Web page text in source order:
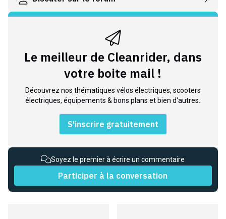
Le meilleur de Cleanrider, dans
votre boite mail !
Découvrez nos thématiques vélos électriques, scooters
électriques, équipements & bons plans et bien d'autres.
S'inscrire gratuitement
Soyez le premier à écrire un commentaire
Participer à la conversation